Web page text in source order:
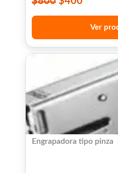
Ver
Engrapadora tipo pinza